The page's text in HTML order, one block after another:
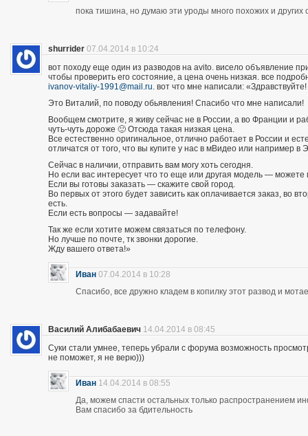
пока тишина, но думаю эти уроды много похожих и
shurrider 07.04.2014 в 10:24
вот походу еще один из разводов на avito. висело объявление
чтобы проверить его состояние, а цена очень низкая. все
ivanov-vitaliy-1991@mail.ru . вот что мне написали: «Здравствуйте!
Это Виталий, по поводу обьявления! Спасибо что мне написали!
Вообщем смотрите, я живу сейчас не в России, а во Франции и
чуть-чуть дороже 🙂 Отсюда такая низкая цена.
Все естественно оригинальное, отлично работает в России и
отличатся от того, что вы купите у нас в мВидео или например в
Сейчас в наличии, отправить вам могу хоть сегодня.
Но если вас интересует что то еще или другая модель —
Если вы готовы заказать — скажите свой город.
Во первых от этого будет зависить как оплачивается заказ, во
есть.
Если есть вопросы — задавайте!
Так же если хотите можем связаться по телефону.
Но лучше по почте, тк звонки дорогие.
Жду вашего ответа!»
Иван 07.04.2014 в 10:28
Спасибо, все дружно кладем в копилку этот развод и
Василий Алибабаевич 14.04.2014 в 08:45
Суки стали умнее, теперь убрали с форума возможность
не поможет, я не верю)))
Иван 14.04.2014 в 08:55
Да, можем спасти остальных только распространением
Вам спасибо за бдительность